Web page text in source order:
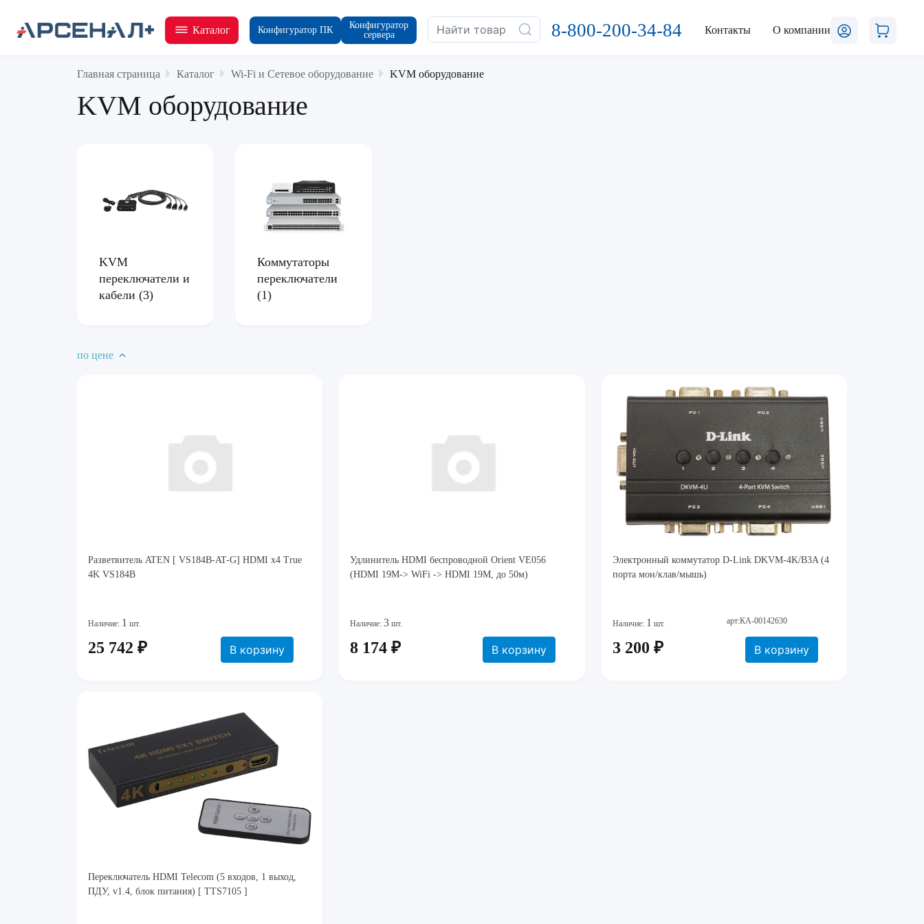
Каталог Конфигуратор ПК
Конфигуратор
сервера
8-800-200-34-84 Контакты О компании
Главная страница Каталог Wi-Fi и Сетевое оборудование KVM оборудование
KVM оборудование
KVM
переключатели и
кабели (3)
Коммутаторы
переключатели
(1)
по цене
Разветвитель ATEN [ VS184B-AT-G] HDMI x4 True
4K VS184B
Наличие: 1 шт.
25 742 ₽ В корзину
Удлинитель HDMI беспроводной Orient VE056
(HDMI 19M-> WiFi -> HDMI 19M, до 50м)
Наличие:3 шт.
8 174 ₽ В корзину
Электронный коммутатор D-Link DKVM-4K/B3A (4
порта мон/клав/мышь)
Наличие: 1 шт. арт:КА-00142630
3 200 ₽ В корзину
Переключатель HDMI Telecom (5 входов, 1 выход,
ПДУ, v1.4, блок питания) [ TTS7105 ]